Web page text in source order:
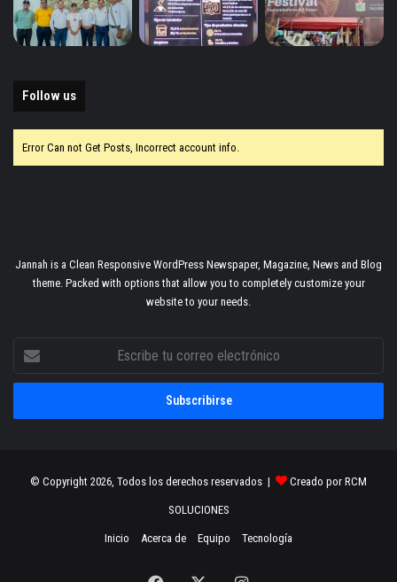
Follow us
Error Can not Get Posts, Incorrect account info.
Jannah is a Clean Responsive WordPress Newspaper, Magazine, News and Blog
theme. Packed with options that allow you to completely customize your
website to your needs.
correo
© Copyright 2026, Todos los derechos reservados | Creado por RCM
SOLUCIONES
Inicio Acerca de Equipo Tecnología